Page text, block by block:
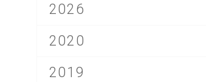
2026
2020
2019